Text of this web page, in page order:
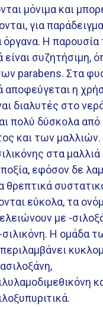
μόνιμα και
για
Η παρουσία
είναι συζητήσιμη,
parabens. Στα
αποφεύγεται η
διαλυτές στο
πολύ δύσκολα από
και των
στα
εφόσον δε
θρεπτικά
εύκολα, τα
με -
σιλικόνη. Η ομάδα